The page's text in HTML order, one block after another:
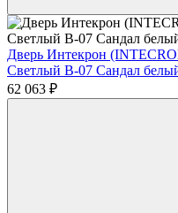
Дверь Интекрон
Светлый В-07 Сандал
62 063 ₽